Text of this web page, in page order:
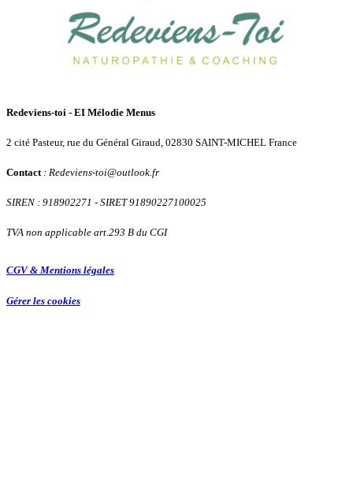
Redeviens-toi - EI Mélodie Menus
2 cité Pasteur, rue du Général Giraud, 02830 SAINT-MICHEL France
Contact : Redeviens-toi@outlook.fr
SIREN : 918902271 - SIRET 91890227100025
TVA non applicable art.293 B du CGI
CGV & Mentions légales
Gérer les cookies